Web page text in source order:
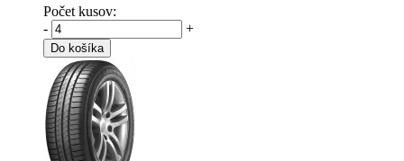
Počet kusov:
-
+
Do košíka